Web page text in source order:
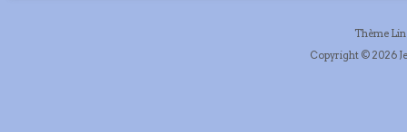
Thème
Copyright © 2026